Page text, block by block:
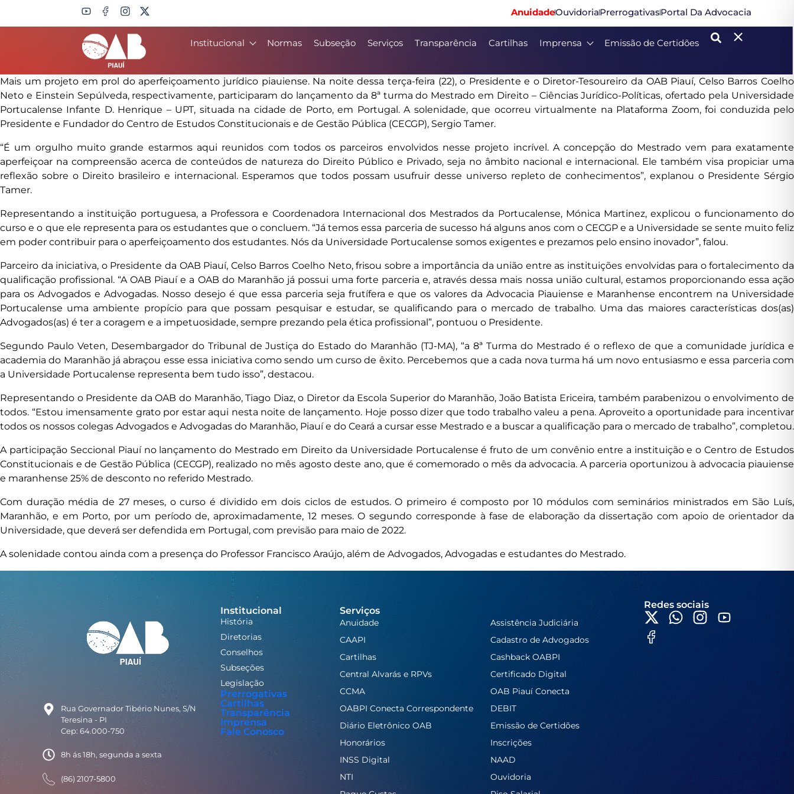
AnuidadeOuvidoriaPrerrogativasPortal Da Advocacia
Institucional Normas Subseção Serviços Transparência Cartilhas Imprensa Emissão de Certidões
Search
Mais um projeto em prol do aperfeiçoamento jurídico piauiense. Na noite dessa terça-feira (22), o Presidente e o Diretor-Tesoureiro da OAB Piauí, Celso Barros Coelho
Neto e Einstein Sepúlveda, respectivamente, participaram do lançamento da 8ª turma do Mestrado em Direito – Ciências Jurídico-Políticas, ofertado pela Universidade
Portucalense Infante D. Henrique – UPT, situada na cidade de Porto, em Portugal. A solenidade, que ocorreu virtualmente na Plataforma Zoom, foi conduzida pelo
Presidente e Fundador do Centro de Estudos Constitucionais e de Gestão Pública (CECGP), Sergio Tamer.
“É um orgulho muito grande estarmos aqui reunidos com todos os parceiros envolvidos nesse projeto incrível. A concepção do Mestrado vem para exatamente
aperfeiçoar na compreensão acerca de conteúdos de natureza do Direito Público e Privado, seja no âmbito nacional e internacional. Ele também visa propiciar uma
reflexão sobre o Direito brasileiro e internacional. Esperamos que todos possam usufruir desse universo repleto de conhecimentos”, explanou o Presidente Sérgio
Tamer.
Representando a instituição portuguesa, a Professora e Coordenadora Internacional dos Mestrados da Portucalense, Mónica Martinez, explicou o funcionamento do
curso e o que ele representa para os estudantes que o concluem. “Já temos essa parceria de sucesso há alguns anos com o CECGP e a Universidade se sente muito feliz
em poder contribuir para o aperfeiçoamento dos estudantes. Nós da Universidade Portucalense somos exigentes e prezamos pelo ensino inovador”, falou.
Parceiro da iniciativa, o Presidente da OAB Piauí, Celso Barros Coelho Neto, frisou sobre a importância da união entre as instituições envolvidas para o fortalecimento da
qualificação profissional. “A OAB Piauí e a OAB do Maranhão já possui uma forte parceria e, através dessa mais nossa união cultural, estamos proporcionando essa ação
para os Advogados e Advogadas. Nosso desejo é que essa parceria seja frutífera e que os valores da Advocacia Piauiense e Maranhense encontrem na Universidade
Portucalense uma ambiente propício para que possam pesquisar e estudar, se qualificando para o mercado de trabalho. Uma das maiores características dos(as)
Advogados(as) é ter a coragem e a impetuosidade, sempre prezando pela ética profissional”, pontuou o Presidente.
Segundo Paulo Veten, Desembargador do Tribunal de Justiça do Estado do Maranhão (TJ-MA), “a 8ª Turma do Mestrado é o reflexo de que a comunidade jurídica e
academia do Maranhão já abraçou esse essa iniciativa como sendo um curso de êxito. Percebemos que a cada nova turma há um novo entusiasmo e essa parceria com
a Universidade Portucalense representa bem tudo isso”, destacou.
Representando o Presidente da OAB do Maranhão, Tiago Diaz, o Diretor da Escola Superior do Maranhão, João Batista Ericeira, também parabenizou o envolvimento de
todos. “Estou imensamente grato por estar aqui nesta noite de lançamento. Hoje posso dizer que todo trabalho valeu a pena. Aproveito a oportunidade para incentivar
todos os nossos colegas Advogados e Advogadas do Maranhão, Piauí e do Ceará a cursar esse Mestrado e a buscar a qualificação para o mercado de trabalho”, completou.
A participação Seccional Piauí no lançamento do Mestrado em Direito da Universidade Portucalense é fruto de um convênio entre a instituição e o Centro de Estudos
Constitucionais e de Gestão Pública (CECGP), realizado no mês agosto deste ano, que é comemorado o mês da advocacia. A parceria oportunizou à advocacia piauiense
e maranhense 25% de desconto no referido Mestrado.
Com duração média de 27 meses, o curso é dividido em dois ciclos de estudos. O primeiro é composto por 10 módulos com seminários ministrados em São Luís,
Maranhão, e em Porto, por um período de, aproximadamente, 12 meses. O segundo corresponde à fase de elaboração da dissertação com apoio de orientador da
Universidade, que deverá ser defendida em Portugal, com previsão para maio de 2022.
A solenidade contou ainda com a presença do Professor Francisco Araújo, além de Advogados, Advogadas e estudantes do Mestrado.
Rua Governador Tibério Nunes, S/N
Teresina - PI
Cep: 64.000-750
8h ás 18h, segunda a sexta
(86) 2107-5800
Institucional
História
Diretorias
Conselhos
Subseções
Legislação
Prerrogativas
Cartilhas
Transparência
Imprensa
Fale Conosco
Serviços
Anuidade
Assistência Judiciária
CAAPI
Cadastro de Advogados
Cartilhas
Cashback OABPI
Central Alvarás e RPVs
Certificado Digital
CCMA
OAB Piauí Conecta
OABPI Conecta Correspondente
DEBIT
Diário Eletrônico OAB
Emissão de Certidões
Honorários
Inscrições
INSS Digital
NAAD
NTI
Ouvidoria
Redes sociais